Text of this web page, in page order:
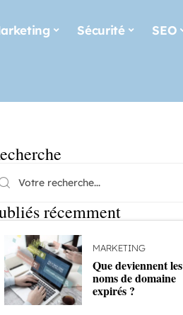
Sécurité SEO
récemment
MARKETING
Que deviennent les
noms de domaine
expirés ?